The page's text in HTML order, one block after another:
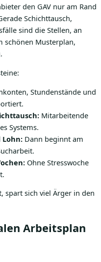
den GAV nur am Rand
Schichttausch,
sind die Stellen, an
schönen Musterplan,
Stundenstände und
Mitarbeitende
Systems.
Lohn: Dann beginnt am
Ohne Stresswoche
spart sich viel Ärger in den
Arbeitsplan